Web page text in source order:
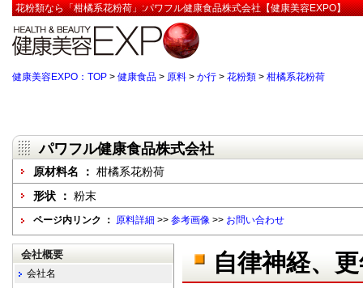
花粉類なら「柑橘系花粉荷」:パワフル健康食品株式会社【健康美容EXPO】
健康美容EXPO：TOP > 健康食品 > 原料 > か行 > 花粉類 > 柑橘系花粉荷
パワフル健康食品株式会社
原材料名 ： 柑橘系花粉荷
形状 ： 粉末
ページ内リンク ： 原料詳細 >> 参考画像 >> お問い合わせ
自律神経、
会社概要
会社名